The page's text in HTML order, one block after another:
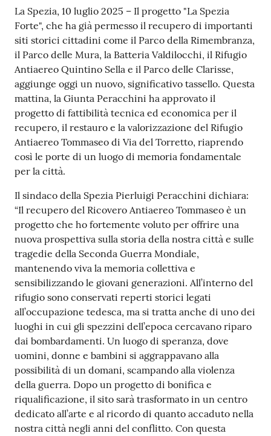
r
t
i
f
i
c
a
t
i
A
n
a
g
r
a
f
i
c
i
o
n
l
i
n
e
A
N
P
R
Contenuto
La Spezia, 10 luglio 2025 – Il progetto "La Spezia
Forte", che ha già permesso il recupero di importanti
siti storici cittadini come il Parco della Rimembranza,
il Parco delle Mura, la Batteria Valdilocchi, il Rifugio
Antiaereo Quintino Sella e il Parco delle Clarisse,
aggiunge oggi un nuovo, significativo tassello. Questa
mattina, la Giunta Peracchini ha approvato il
progetto di fattibilità tecnica ed economica per il
recupero, il restauro e la valorizzazione del Rifugio
Antiaereo Tommaseo di Via del Torretto, riaprendo
così le porte di un luogo di memoria fondamentale
per la città.
Il sindaco della Spezia Pierluigi Peracchini dichiara:
“Il recupero del Ricovero Antiaereo Tommaseo è un
progetto che ho fortemente voluto per offrire una
nuova prospettiva sulla storia della nostra città e sulle
tragedie della Seconda Guerra Mondiale,
mantenendo viva la memoria collettiva e
sensibilizzando le giovani generazioni. All’interno del
rifugio sono conservati reperti storici legati
all’occupazione tedesca, ma si tratta anche di uno dei
luoghi in cui gli spezzini dell’epoca cercavano riparo
dai bombardamenti. Un luogo di speranza, dove
uomini, donne e bambini si aggrappavano alla
possibilità di un domani, scampando alla violenza
della guerra. Dopo un progetto di bonifica e
riqualificazione, il sito sarà trasformato in un centro
dedicato all’arte e al ricordo di quanto accaduto nella
nostra città negli anni del conflitto. Con questa